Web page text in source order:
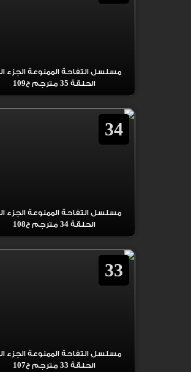
مسلسل التفاحة الممنوعة الجزء
الحلقة 35 مترجم ح109
34
مسلسل التفاحة الممنوعة الجزء
الحلقة 34 مترجم ح108
33
مسلسل التفاحة الممنوعة الجزء
الحلقة 33 مترجم ح107